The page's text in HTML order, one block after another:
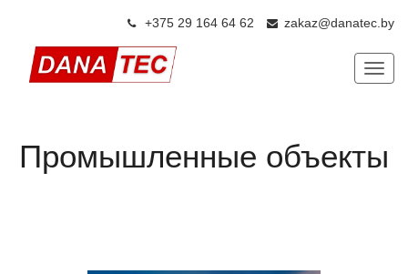
+375 29 164 64 62 zakaz@danatec.by
Промышленные объекты